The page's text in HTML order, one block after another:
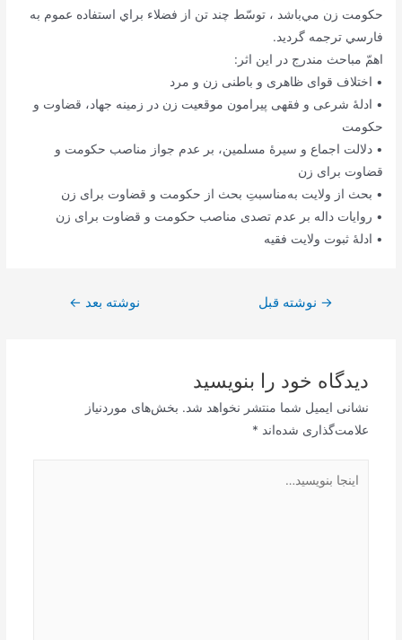
حكومت‌ زن‌ مي‌باشد ، توسّط‌ چند تن از فضلاء براي‌ استفاده عموم‌ به‌
فارسي‌ ترجمه‌ گرديد.
اهمّ مباحث مندرج در این اثر:
• اختلاف قوای ظاهری و باطنی زن و مرد
• ادلۀ شرعی و فقهی پیرامون موقعیت زن در زمینه جهاد، قضاوت و
حکومت
• دلالت اجماع و سیرۀ مسلمین، بر عدم جواز مناصب حکومت و
قضاوت برای زن
• بحث از ولایت به‌مناسبتِ بحث از حکومت و قضاوت برای زن
• روایات داله بر عدم تصدی مناصب حکومت و قضاوت برای زن
• ادلۀ ثبوت ولایت فقیه
راهبری→ نوشته قبل نوشته بعد ←
دیدگاه‌ خود را بنویسید
نشانی ایمیل شما منتشر نخواهد شد. بخش‌های موردنیاز
علامت‌گذاری شده‌اند *
بنویسید…